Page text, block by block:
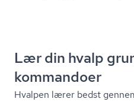
Lær din hvalp
kommandoer
Hvalpen lærer bedst